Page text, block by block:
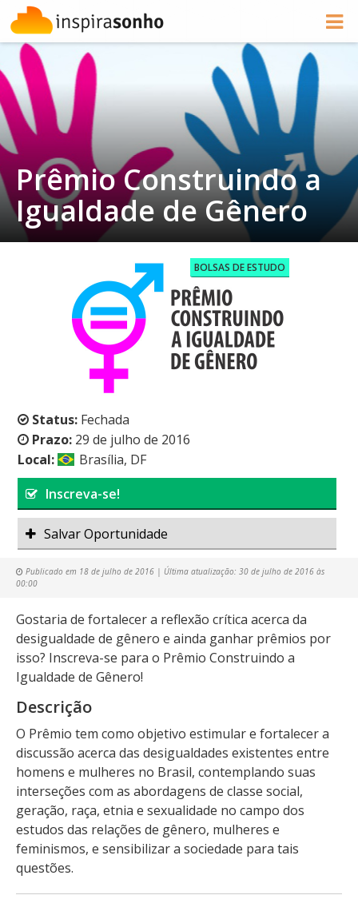
Prêmio Construindo a
Igualdade de Gênero
BOLSAS DE ESTUDO
Status: Fechada
Prazo: 29 de julho de 2016
Local:
Brasília, DF
Inscreva-se!
Salvar Oportunidade
Publicado em 18 de julho de 2016 | Última atualização: 30 de julho de 2016 às
00:00
Gostaria de fortalecer a reflexão crítica acerca da
desigualdade de gênero e ainda ganhar prêmios por
isso? Inscreva-se para o Prêmio Construindo a
Igualdade de Gênero!
Descrição
O Prêmio tem como objetivo estimular e fortalecer a
discussão acerca das desigualdades existentes entre
homens e mulheres no Brasil, contemplando suas
interseções com as abordagens de classe social,
geração, raça, etnia e sexualidade no campo dos
estudos das relações de gênero, mulheres e
feminismos, e sensibilizar a sociedade para tais
questões.